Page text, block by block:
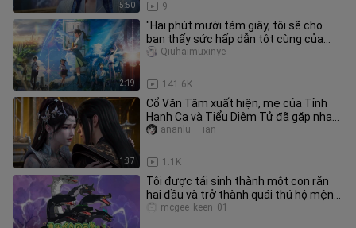
5:50 9
2:19
"Hai phút mười tám giây, tôi sẽ cho
bạn thấy sức hấp dẫn tột cùng của
Shinkai Makoto!"
141.6K
Qiuhaimuxinye
1:37
Cổ Văn Tâm xuất hiện, mẹ của Tỉnh
Hạnh Ca và Tiểu Diêm Tử đã gặp nhau.
Dược Linh, cảm ơn bạn nhé~
1.1K
ananlu___ian
Tôi được tái sinh thành một con rắn
hai đầu và trở thành quái thú hộ mệnh
của Vương quốc Sakura.
mcgee_keen_01